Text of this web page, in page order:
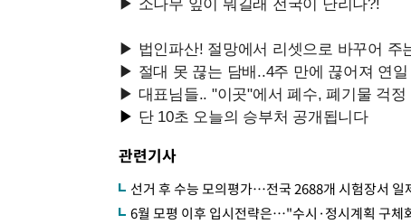
관련기사
선거 후 수능 모의평가…전국 2688개 시험장서 일
6월 모평 이후 입시전략은…"수시·정시계획 구체